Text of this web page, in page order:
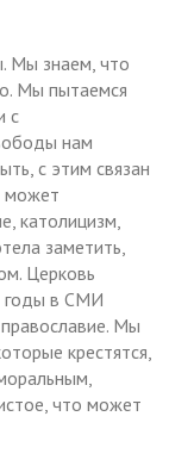
Мы знаем, что
Мы пытаемся
с
нам
с этим связан
может
католицизм,
заметить,
Церковь
годы в СМИ
Мы
крестятся,
что может